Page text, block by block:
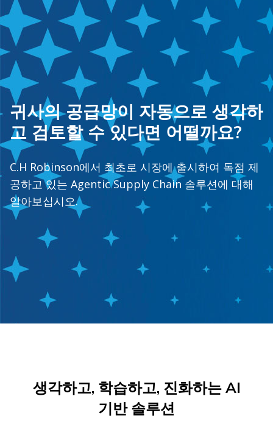
귀사의 공급망이 자동으로 생각하
고 검토할 수 있다면 어떨까요?
C.H Robinson에서 최초로 시장에 출시하여 독점 제
공하고 있는 Agentic Supply Chain 솔루션에 대해
알아보십시오.
생각하고, 학습하고, 진화하는 AI
기반 솔루션